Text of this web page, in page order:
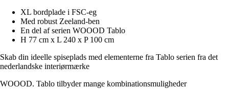
XL bordplade i FSC-eg
Med robust Zeeland-ben
En del af serien WOOOD Tablo
H 77 cm x L 240 x P 100 cm
Skab din ideelle spiseplads med elementerne fra Tablo serien fra det
nederlandske interiørmærke
WOOOD. Tablo tilbyder mange kombinationsmuligheder